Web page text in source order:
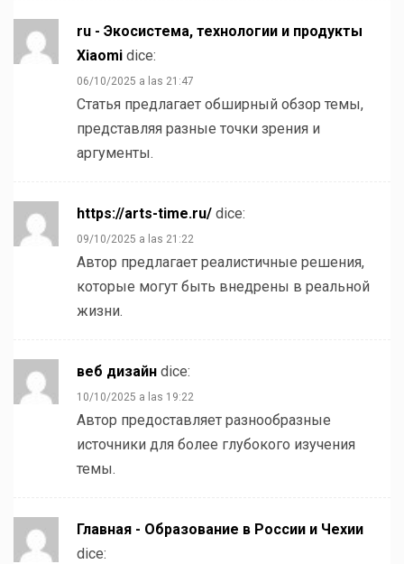
ru - Экосистема, технологии и продукты
Xiaomi dice:
06/10/2025 a las 21:47
Статья предлагает обширный обзор темы,
представляя разные точки зрения и
аргументы.
https://arts-time.ru/ dice:
09/10/2025 a las 21:22
Автор предлагает реалистичные решения,
которые могут быть внедрены в реальной
жизни.
веб дизайн dice:
10/10/2025 a las 19:22
Автор предоставляет разнообразные
источники для более глубокого изучения
темы.
Главная - Образование в России и Чехии
dice: